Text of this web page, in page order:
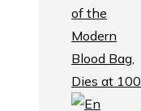
of the
Modern
Blood Bag,
Dies at 100